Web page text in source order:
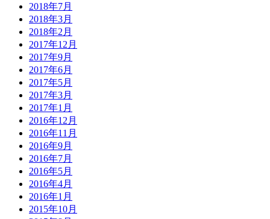
2018年7月
2018年3月
2018年2月
2017年12月
2017年9月
2017年6月
2017年5月
2017年3月
2017年1月
2016年12月
2016年11月
2016年9月
2016年7月
2016年5月
2016年4月
2016年1月
2015年10月